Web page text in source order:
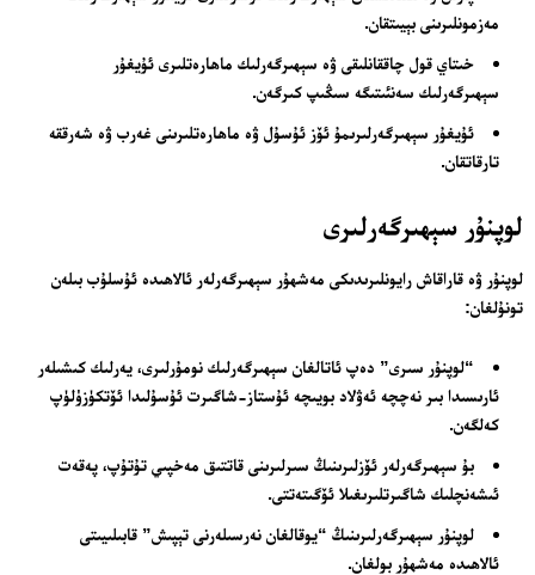
مەزمونلىرىنى بېيىتقان.
خىتاي قول چاققانلىقى ۋە سېھىرگەرلىك ماھارەتلىرى ئۇيغۇر
سېھىرگەرلىك سەنئىتىگە سىڭىپ كىرگەن.
ئۇيغۇر سېھىرگەرلىرىمۇ ئۆز ئۇسۇل ۋە ماھارەتلىرىنى غەرب ۋە شەرققە
تارقاتقان.
لوپنۇر سېھىرگەرلىرى
لوپنۇر ۋە قاراقاش رايونلىرىدىكى مەشھۇر سېھىرگەرلەر ئالاھىدە ئۇسلۇب بىلەن
تونۇلغان:
“لوپنۇر سىرى” دەپ ئاتالغان سېھىرگەرلىك نومۇرلىرى، يەرلىك كىشىلەر
ئارىسىدا بىر نەچچە ئەۋلاد بويىچە ئۇستاز-شاگىرت ئۇسۇلىدا ئۆتكۈزۈلۈپ
كەلگەن.
بۇ سېھىرگەرلەر ئۆزلىرىنىڭ سىرلىرىنى قاتتىق مەخپىي تۇتۇپ، پەقەت
ئىشەنچلىك شاگىرتلىرىغىلا ئۆگىتەتتى.
لوپنۇر سېھىرگەرلىرىنىڭ “يوقالغان نەرسىلەرنى تېپىش” قابىلىيىتى
ئالاھىدە مەشھۇر بولغان.